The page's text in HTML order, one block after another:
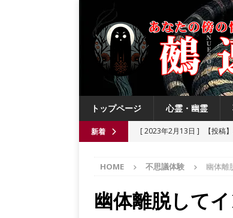
トップページ 心霊・幽霊
新着 [ 2023年2月13日 ] 【投稿
[ 2021年6月13日 ]
チチケ
[ 2021年6月13日 ] ニュー
[ 2023年4月4日 ]
【投稿】
HOME 不思議体験 幽体離
幽体離脱して